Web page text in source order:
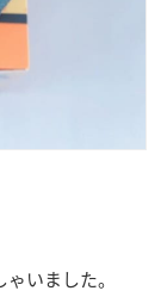
いました。